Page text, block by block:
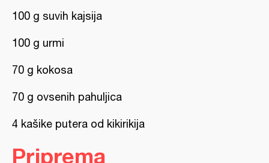
100 g suvih kajsija
100 g urmi
70 g kokosa
70 g ovsenih pahuljica
4 kašike putera od kikirikija
Priprema